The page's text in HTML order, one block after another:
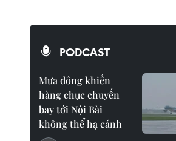
PODCAST
Mưa dông khiến
hàng chục chuyến
bay tới Nội Bài
không thể hạ cánh